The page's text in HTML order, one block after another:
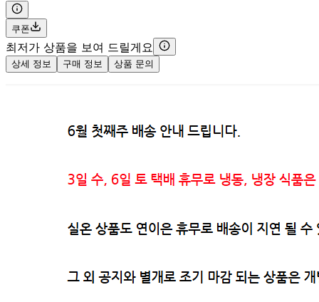
쿠폰
최저가 상품을 보여 드릴게요
상세 정보 구매 정보 상품 문의